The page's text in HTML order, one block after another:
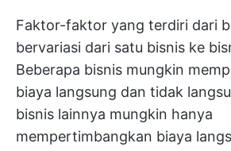
Faktor-faktor yang terdiri dari
bervariasi dari satu bisnis ke
Beberapa bisnis mungkin
biaya langsung dan tidak
bisnis lainnya mungkin hanya
mempertimbangkan biaya